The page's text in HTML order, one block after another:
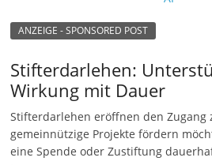
t
i
f
t
u
n
g
ANZEIGE - SPONSORED POST
Stifterdarlehen:
Wirkung mit Dauer
Stifterdarlehen eröffnen den Zugang
gemeinnützige Projekte fördern
eine Spende oder Zustiftung